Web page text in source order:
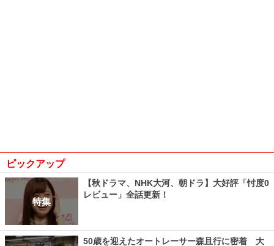
ピックアップ
特集
【秋ドラマ、NHK大河、朝ドラ】大好評「忖度0
レビュー」全話更新！
50歳を迎えたオートレーサー森且行に密着 大